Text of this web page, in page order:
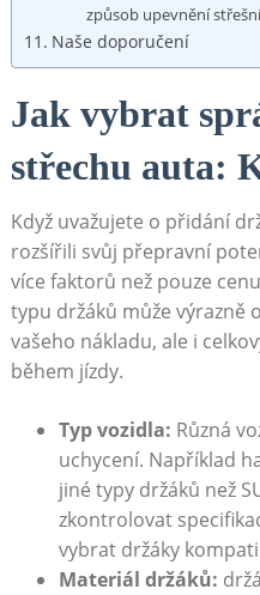
způsob upevnění
Naše doporučení
Jak vybrat‍
⁤střechu auta:
Když uvažujete o přidání
rozšířili svůj přepravní
‌více faktorů než pouze
typu držáků může výrazně
vašeho nákladu, ale i
během jízdy.
Typ vozidla: ⁣Různá
uchycení. ⁤Například
jiné typy držáků než
zkontrolovat
vybrat držáky
Materiál držáků: